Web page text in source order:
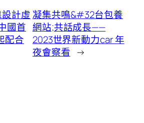
計虛
國首
配合
凝集共鳴&#32台包養
網站;共話成長——
2023世界新動力car 年
夜會察看 →